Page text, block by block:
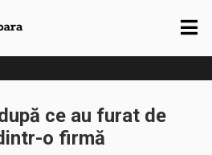
ce au furat de
o firmă